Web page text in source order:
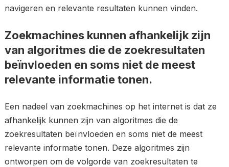
navigeren en relevante resultaten kunnen vinden.
Zoekmachines kunnen afhankelijk zijn
van algoritmes die de zoekresultaten
beïnvloeden en soms niet de meest
relevante informatie tonen.
Een nadeel van zoekmachines op het internet is dat ze
afhankelijk kunnen zijn van algoritmes die de
zoekresultaten beïnvloeden en soms niet de meest
relevante informatie tonen. Deze algoritmes zijn
ontworpen om de volgorde van zoekresultaten te